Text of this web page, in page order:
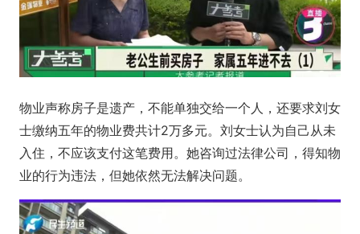
物业声称房子是遗产，不能单独交给一个人，还要求刘女
士缴纳五年的物业费共计2万多元。刘女士认为自己从未
入住，不应该支付这笔费用。她咨询过法律公司，得知物
业的行为违法，但她依然无法解决问题。